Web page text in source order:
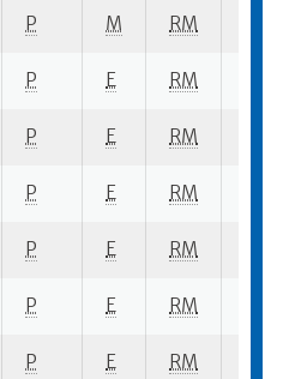
P M RM
P E RM
P E RM
P E RM
P E RM
P E RM
P E RM